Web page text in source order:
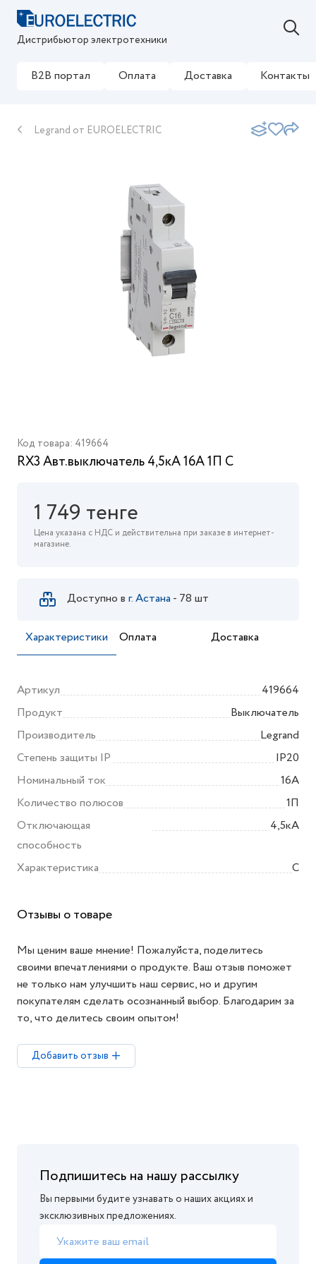
Дистрибьютор электротехники
B2B портал Оплата Доставка Контакты
Legrand от EUROELECTRIC
Код товара: 419664
RX3 Авт.выключатель 4,5кА 16А 1П C
1 749 тенге
Цена указана с НДС и действительна при заказе в интернет-
магазине.
Доступно в г. Астана - 78 шт
Характеристики Оплата Доставка
Артикул
419664
Продукт
Выключатель
Производитель
Legrand
Степень защиты IP
IP20
Номинальный ток
16А
Количество полюсов
1П
Отключающая
способность
4,5кА
Характеристика C
Отзывы о товаре
Мы ценим ваше мнение! Пожалуйста, поделитесь
своими впечатлениями о продукте. Ваш отзыв поможет
не только нам улучшить наш сервис, но и другим
покупателям сделать осознанный выбор. Благодарим за
то, что делитесь своим опытом!
Добавить отзыв
Подпишитесь на нашу рассылку
Вы первыми будите узнавать о наших акциях и
эксклюзивных предложениях.